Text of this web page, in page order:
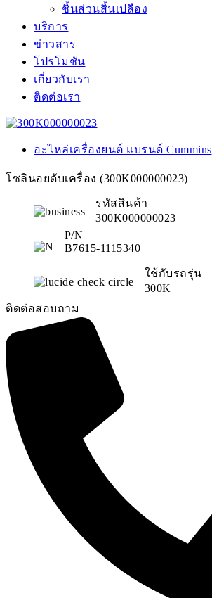
ชิ้นส่วนสิ้นเปลือง
บริการ
ข่าวสาร
โปรโมชัน
เกี่ยวกับเรา
ติดต่อเรา
อะไหล่เครื่องยนต์ แบรนด์ Cummins
โซลินอยดับเครื่อง (300K000000023)
รหัสสินค้า
300K000000023
P/N
B7615-1115340
ใช้กับรถรุ่น
300K
ติดต่อสอบถาม